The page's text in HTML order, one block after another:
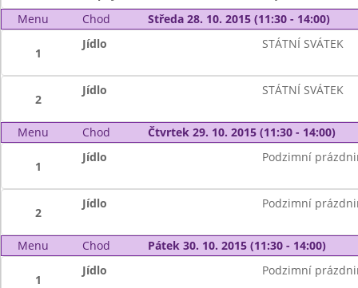
Menu
Chod Středa 28. 10. 2015 (11:30 - 14:00)
1
Jídlo STÁTNÍ SVÁTEK
2
Jídlo STÁTNÍ SVÁTEK
Menu Chod Čtvrtek 29. 10. 2015 (11:30 - 14:00)
1
Jídlo Podzimní
2
Jídlo Podzimní
Menu Chod Pátek 30. 10. 2015 (11:30 - 14:00)
1
Jídlo Podzimní